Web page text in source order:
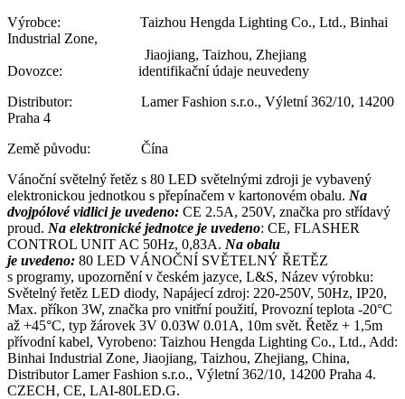
Výrobce: Taizhou Hengda Lighting Co., Ltd., Binhai
Industrial Zone,
Jiaojiang, Taizhou, Zhejiang
Dovozce: identifikační údaje neuvedeny
Distributor: Lamer Fashion s.r.o., Výletní 362/10, 14200
Praha 4
Země původu: Čína
Vánoční světelný řetěz s 80 LED světelnými zdroji je vybavený
elektronickou jednotkou s přepínačem v kartonovém obalu. Na
dvojpólové vidlici je uvedeno: CE 2.5A, 250V, značka pro střídavý
proud. Na elektronické jednotce je uvedeno: CE, FLASHER
CONTROL UNIT AC 50Hz, 0,83A. Na obalu
je uvedeno: 80 LED VÁNOČNÍ SVĚTELNÝ ŘETĚZ
s programy, upozornění v českém jazyce, L&S, Název výrobku:
Světelný řetěz LED diody, Napájecí zdroj: 220-250V, 50Hz, IP20,
Max. příkon 3W, značka pro vnitřní použití, Provozní teplota -20°C
až +45°C, typ žárovek 3V 0.03W 0.01A, 10m svět. Řetěz + 1,5m
přívodní kabel, Vyrobeno: Taizhou Hengda Lighting Co., Ltd., Add:
Binhai Industrial Zone, Jiaojiang, Taizhou, Zhejiang, China,
Distributor Lamer Fashion s.r.o., Výletní 362/10, 14200 Praha 4.
CZECH, CE, LAI-80LED.G.